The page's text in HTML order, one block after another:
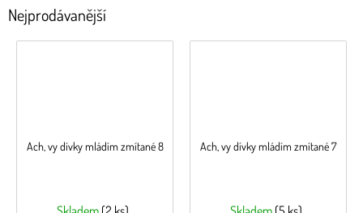
Nejprodávanější
Ach, vy dívky mládím zmítané 8 Ach, vy dívky mládím zmítané 7